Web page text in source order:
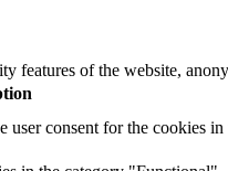
features of the website,
consent for the cookies